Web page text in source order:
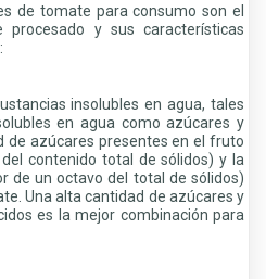
de tomate para consumo son el
y sus características
insolubles en agua, tales
en agua como azúcares y
de azúcares presentes en el fruto
contenido total de sólidos) y la
de un octavo del total de sólidos)
Una alta cantidad de azúcares y
es la mejor combinación para